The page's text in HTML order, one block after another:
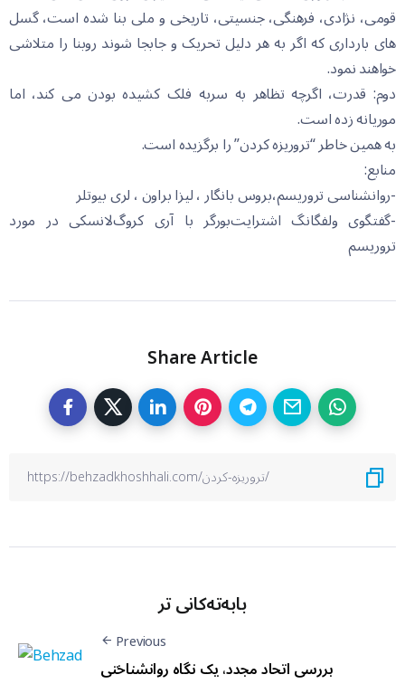
قومی، نژادی، فرهنگی، جنسیتی، تاریخی و ملی بنا شده است، گسل
های بارداری که اگر به هر دلیل تحریک و جابجا شوند روبنا را متلاشی
خواهند نمود.
دوم: قدرت، اگرچه تظاهر به سربه فلک کشیده بودن می کند، اما
موریانه زده است.
به همین خاطر “تروریزه کردن” را برگزیده است.
منابع:
-روانشناسی تروریسم،بروس بانگار ، لیزا براون ، لری بیوتلر
-گفتگوی ولفگانگ اشترایت‌بورگر با آری کروگ‌لانسکی در مورد
تروریسم
Share Article
بابەتەکانی تر
Previous
بررسی اتحاد مجدد، یک نگاه روانشناختی